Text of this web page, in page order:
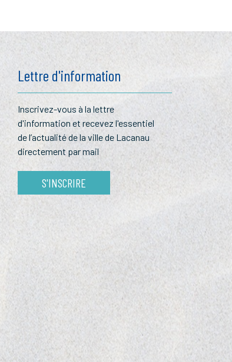
Lettre d'information
Inscrivez-vous à la lettre
d'information et recevez l'essentiel
de l’actualité de la ville de Lacanau
directement par mail
S'INSCRIRE